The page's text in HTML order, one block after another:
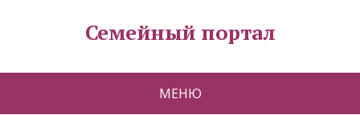
Семейный портал
МЕНЮ